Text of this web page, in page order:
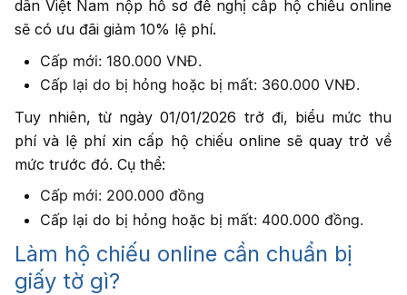
dân Việt Nam nộp hồ sơ đề nghị cấp hộ chiếu online
sẽ có ưu đãi giảm 10% lệ phí.
Cấp mới: 180.000 VNĐ.
Cấp lại do bị hỏng hoặc bị mất: 360.000 VNĐ.
Tuy nhiên, từ ngày 01/01/2026 trở đi, biểu mức thu
phí và lệ phí xin cấp hộ chiếu online sẽ quay trở về
mức trước đó. Cụ thể:
Cấp mới: 200.000 đồng
Cấp lại do bị hỏng hoặc bị mất: 400.000 đồng.
Làm hộ chiếu online cần chuẩn bị
giấy tờ gì?